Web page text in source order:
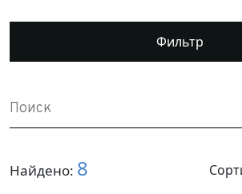
Фильтр
Авто без модификации
Найдено: 8